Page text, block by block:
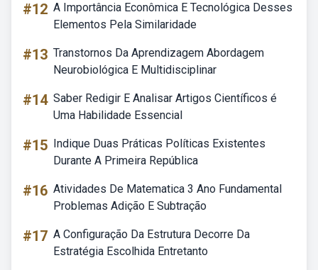
#12 A Importância Econômica E Tecnológica Desses
Elementos Pela Similaridade
#13 Transtornos Da Aprendizagem Abordagem
Neurobiológica E Multidisciplinar
#14 Saber Redigir E Analisar Artigos Científicos é
Uma Habilidade Essencial
#15 Indique Duas Práticas Políticas Existentes
Durante A Primeira República
#16 Atividades De Matematica 3 Ano Fundamental
Problemas Adição E Subtração
#17 A Configuração Da Estrutura Decorre Da
Estratégia Escolhida Entretanto